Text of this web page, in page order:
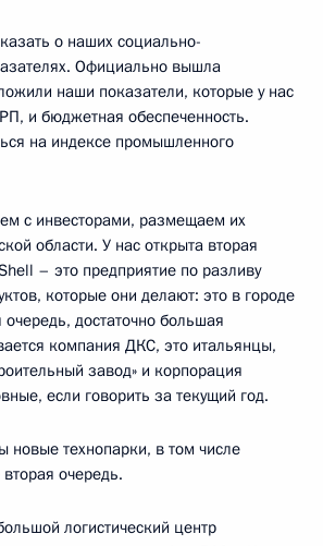
о наших социально-
Официально вышла
наши показатели, которые у нас
и бюджетная обеспеченность.
на индексе промышленного
с инвесторами, размещаем их
области. У нас открыта вторая
– это предприятие по разливу
которые они делают: это в городе
достаточно большая
компания ДКС, это итальянцы,
завод» и корпорация
если говорить за текущий год.
новые технопарки, в том числе
очередь.
логистический центр